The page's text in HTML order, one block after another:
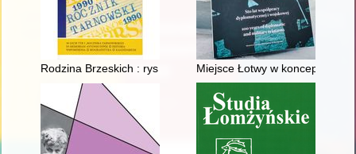
Rodzina Brzeskich : rys biograficzny. Cz. 1Miejsce Łotwy w koncepcji